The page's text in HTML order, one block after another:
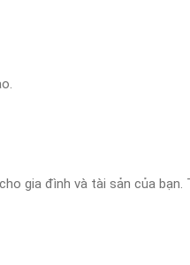
gia đình và tài sản của bạn.